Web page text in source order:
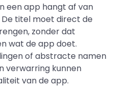
een app hangt af van
De titel moet direct de
zonder dat
wat de app doet.
of abstracte namen
verwarring kunnen
van de app.